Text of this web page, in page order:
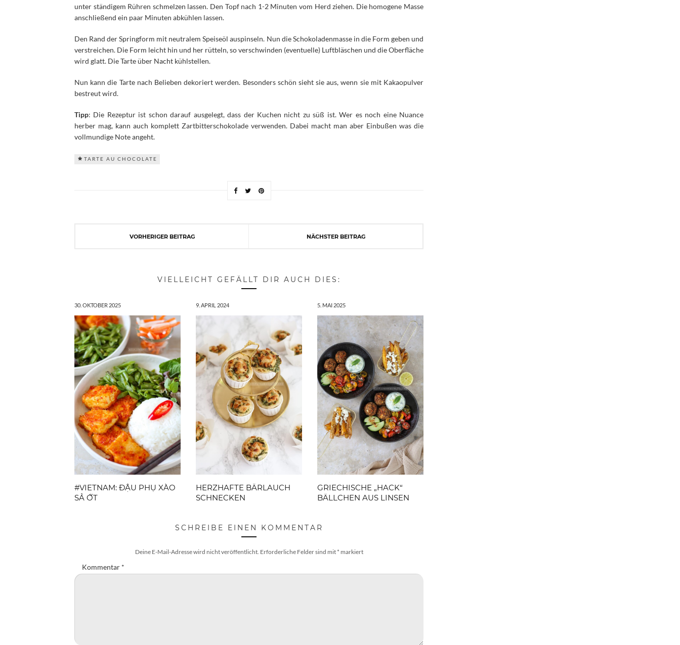
unter ständigem Rühren schmelzen lassen. Den Topf nach 1-2 Minuten vom Herd ziehen. Die homogene Masse
anschließend ein paar Minuten abkühlen lassen.
Den Rand der Springform mit neutralem Speiseöl auspinseln. Nun die Schokoladenmasse in die Form geben und
verstreichen. Die Form leicht hin und her rütteln, so verschwinden (eventuelle) Luftbläschen und die Oberfläche
wird glatt. Die Tarte über Nacht kühlstellen.
Nun kann die Tarte nach Belieben dekoriert werden. Besonders schön sieht sie aus, wenn sie mit Kakaopulver
bestreut wird.
Tipp: Die Rezeptur ist schon darauf ausgelegt, dass der Kuchen nicht zu süß ist. Wer es noch eine Nuance
herber mag, kann auch komplett Zartbitterschokolade verwenden. Dabei macht man aber Einbußen was die
vollmundige Note angeht.
TARTE AU CHOCOLATE
VORHERIGER BEITRAG NÄCHSTER BEITRAG
VIELLEICHT GEFÄLLT DIR AUCH DIES:
30. OKTOBER 2025
#VIETNAM: ĐẬU PHỤ XÀO
SẢ ỚT
9. APRIL 2024
HERZHAFTE BÄRLAUCH
SCHNECKEN
5. MAI 2025
GRIECHISCHE „HACK“
BÄLLCHEN AUS LINSEN
SCHREIBE EINEN KOMMENTAR
Deine E-Mail-Adresse wird nicht veröffentlicht. Erforderliche Felder sind mit * markiert
Kommentar *